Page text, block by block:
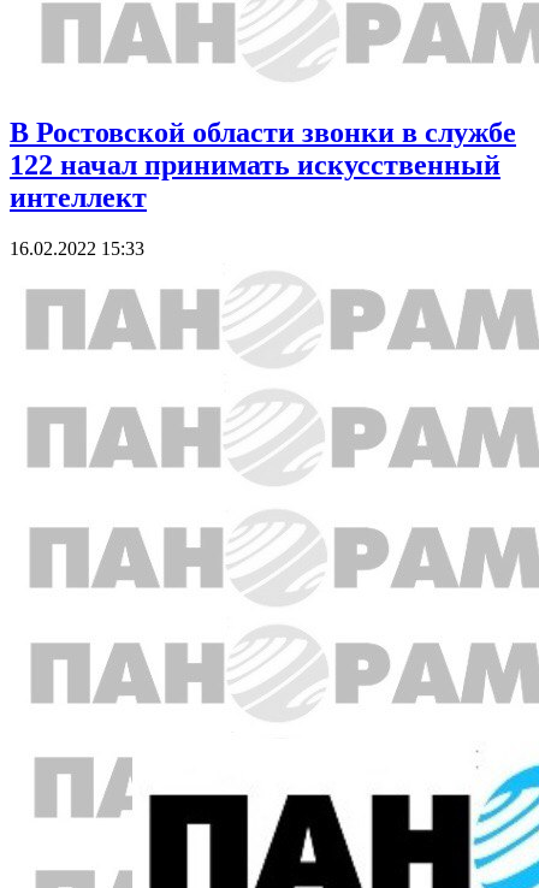
В Ростовской области звонки в службе
122 начал принимать искусственный
интеллект
16.02.2022 15:33